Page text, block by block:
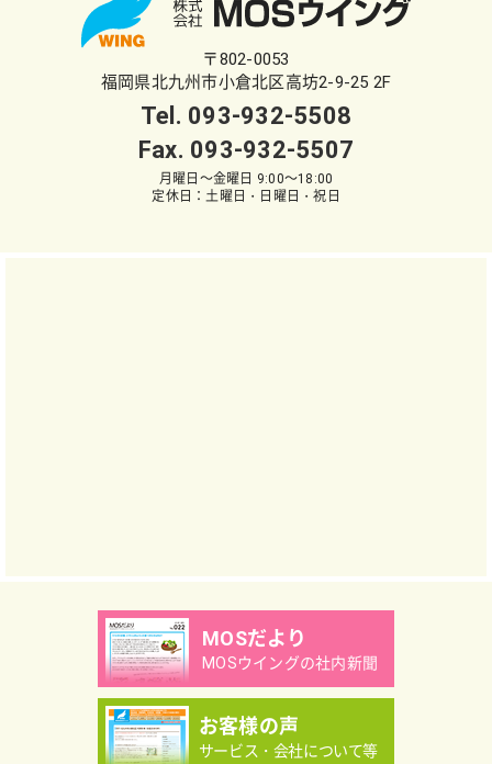
〒802-0053
福岡県北九州市小倉北区高坊2-9-25 2F
Tel. 093-932-5508
Fax. 093-932-5507
月曜日～金曜日 9:00～18:00
定休日：土曜日・日曜日・祝日
MOSだより
MOSウイングの社内新聞
お客様の声
サービス・会社について等